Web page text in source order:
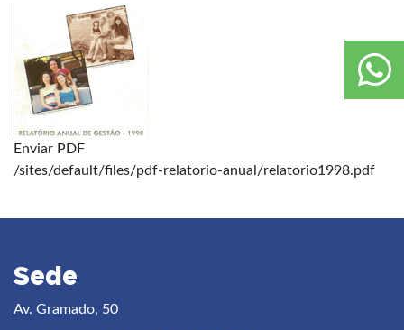
Enviar PDF
/sites/default/files/pdf-relatorio-anual/relatorio1998.pdf
Sede
Av. Gramado, 50